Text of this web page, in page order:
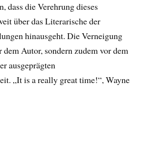
dass die Verehrung dieses
über das Literarische der
hinausgeht. Die Verneigung
Autor, sondern zudem vor dem
ausgeprägten
„It is a really great time!“, Wayne